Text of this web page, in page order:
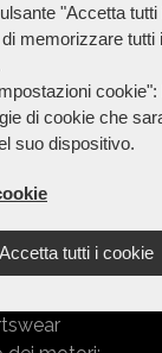
"Accetta tutti
di memorizzare tutti
cookie":
di cookie che
suo dispositivo.
Accetta tutti i cookie
tornano le
raggiungere
al Parco
bus